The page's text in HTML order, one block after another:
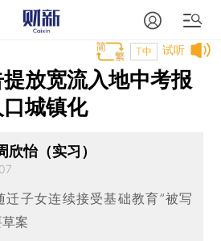
试听
T中
放宽流入地中考报
城镇化
怡（实习）
迁子女连续接受基础教育”被写
案